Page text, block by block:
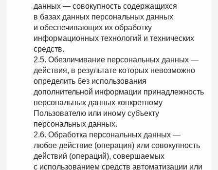
данных — совокупность содержащихся
в базах данных персональных данных
и обеспечивающих их обработку
информационных технологий и технических
средств.
2.5. Обезличивание персональных данных —
действия, в результате которых невозможно
определить без использования
дополнительной информации принадлежность
персональных данных конкретному
Пользователю или иному субъекту
персональных данных.
2.6. Обработка персональных данных —
любое действие (операция) или совокупность
действий (операций), совершаемых
с использованием средств автоматизации или